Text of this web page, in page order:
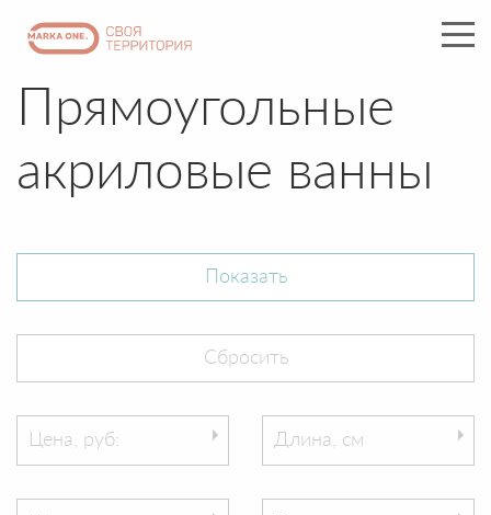
Прямоугольные
акриловые ванны
Цена, руб: Длина, см